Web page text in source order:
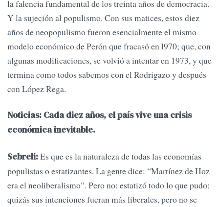
la falencia fundamental de los treinta años de democracia.
Y la sujeción al populismo. Con sus matices, estos diez
años de neopopulismo fueron esencialmente el mismo
modelo económico de Perón que fracasó en l970; que, con
algunas modificaciones, se volvió a intentar en 1973, y que
termina como todos sabemos con el Rodrigazo y después
con López Rega.
Noticias: Cada diez años, el país vive una crisis
económica inevitable.
Sebreli:Es que es la naturaleza de todas las economías
populistas o estatizantes. La gente dice: “Martínez de Hoz
era el neoliberalismo”. Pero no: estatizó todo lo que pudo;
quizás sus intenciones fueran más liberales, pero no se